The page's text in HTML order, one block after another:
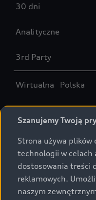
30 dni
Analityczne
3rd Party
Wirtualna Polska
1 dzień
Analityczne
Szanujemy Twoją
Strona używa plików
technologii w
dostosowania treści
reklamowych.
naszym